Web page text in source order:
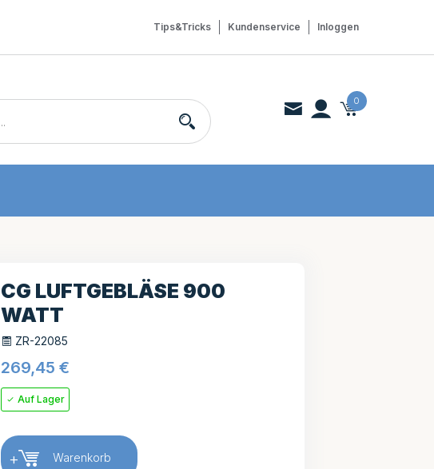
Inloggen
Kundenservice
Tips&Tricks
0
CG LUFTGEBLÄSE 900
WATT
ZR-22085
269,45€
Auf Lager
+ Warenkorb